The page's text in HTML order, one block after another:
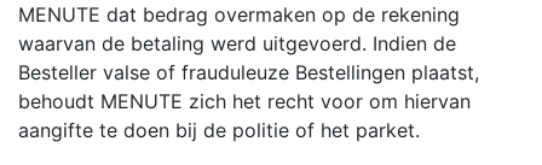
MENUTE dat bedrag overmaken op de rekening
waarvan de betaling werd uitgevoerd. Indien de
Besteller valse of frauduleuze Bestellingen plaatst,
behoudt MENUTE zich het recht voor om hiervan
aangifte te doen bij de politie of het parket.